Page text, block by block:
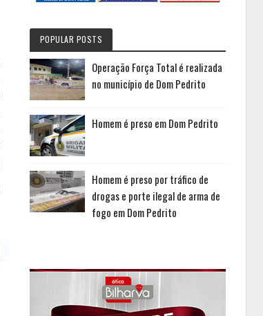
POPULAR POSTS
Operação Força Total é realizada
no município de Dom Pedrito
Homem é preso em Dom Pedrito
Homem é preso por tráfico de
drogas e porte ilegal de arma de
fogo em Dom Pedrito